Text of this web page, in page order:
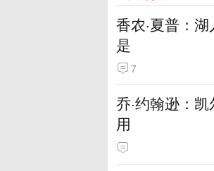
香农·夏普：
是
7
乔·约翰逊：
用